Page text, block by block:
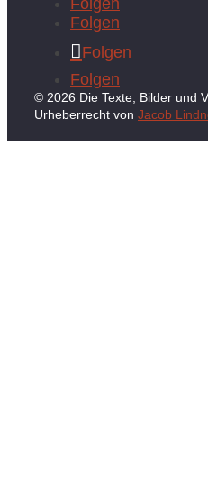
Folgen
Folgen
Folgen
Folgen
© 2026 Die Texte, Bilder und
Urheberrecht von Jacob